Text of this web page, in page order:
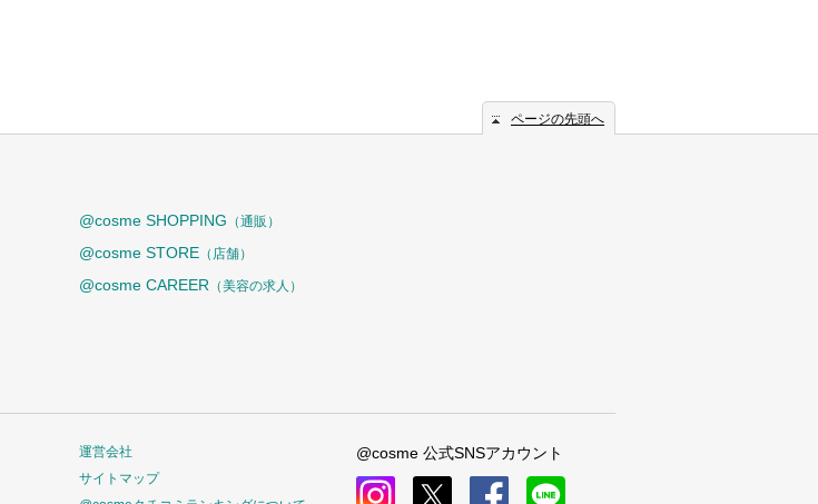
ページの先頭へ
@cosme SHOPPING （通販）
@cosme STORE （店舗）
@cosme CAREER （美容の求人）
運営会社
サイトマップ
@cosme 公式SNSアカウント